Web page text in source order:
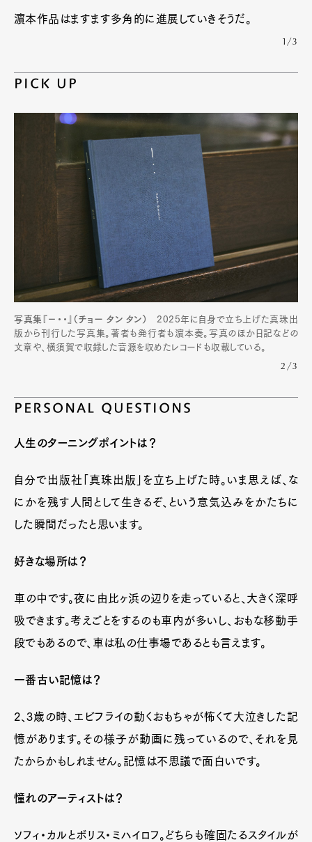
濵本作品はますます多角的に進展していきそうだ。
1/3
PICK UP
写真集『−・・』（チョー タン タン） 2025年に自身で立ち上げた真珠出
版から刊行した写真集。著者も発行者も濵本奏。写真のほか日記などの
文章や、横須賀で収録した音源を収めたレコードも収載している。
2/3
PERSONAL QUESTIONS
人生のターニングポイントは？
自分で出版社「真珠出版」を立ち上げた時。いま思えば、な
にかを残す人間として生きるぞ、という意気込みをかたちに
した瞬間だったと思います。
好きな場所は？
車の中です。夜に由比ヶ浜の辺りを走っていると、大きく深呼
吸できます。考えごとをするのも車内が多いし、おもな移動手
段でもあるので、車は私の仕事場であるとも言えます。
一番古い記憶は？
2、3歳の時、エビフライの動くおもちゃが怖くて大泣きした記
憶があります。その様子が動画に残っているので、それを見
たからかもしれません。記憶は不思議で面白いです。
憧れのアーティストは？
ソフィ・カルとボリス・ミハイロフ。どちらも確固たるスタイルが